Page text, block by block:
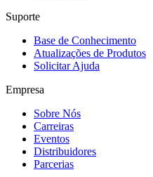
Suporte
Base de Conhecimento
Atualizações de Produtos
Solicitar Ajuda
Empresa
Sobre Nós
Carreiras
Eventos
Distribuidores
Parcerias